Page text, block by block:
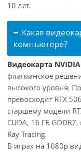
10 лет.
Какая
компьютере?
Видеокарта
флагманское
высокого уровня.
превосходит RTX
старшему модели
CUDA, 16 ГБ
Ray Tracing.
В играх на 1080p